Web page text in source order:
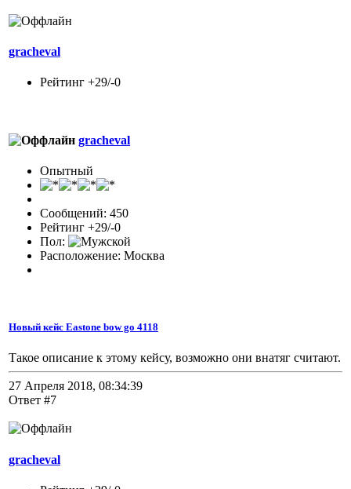
gracheval
Рейтинг +29/-0
gracheval
Опытный
Сообщений: 450
Рейтинг +29/-0
Пол:
Расположение: Москва
Новый кейс Eastone bow go 4118
Такое описание к этому кейсу, возможно они внатяг считают.
27 Апреля 2018, 08:34:39
Ответ #7
gracheval